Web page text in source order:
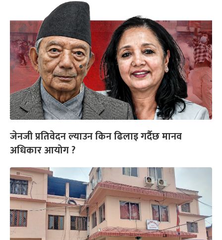
जेनजी प्रतिवेदन ल्याउन किन ढिलाइ गर्दैछ मानव
अधिकार आयोग ?